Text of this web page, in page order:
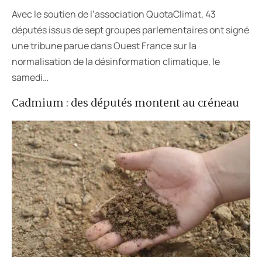
Cadmium : des députés montent au créneau
Avec le soutien de l’association QuotaClimat, 43
députés issus de sept groupes parlementaires ont signé
une tribune parue dans Ouest France sur la
normalisation de la désinformation climatique, le
samedi…